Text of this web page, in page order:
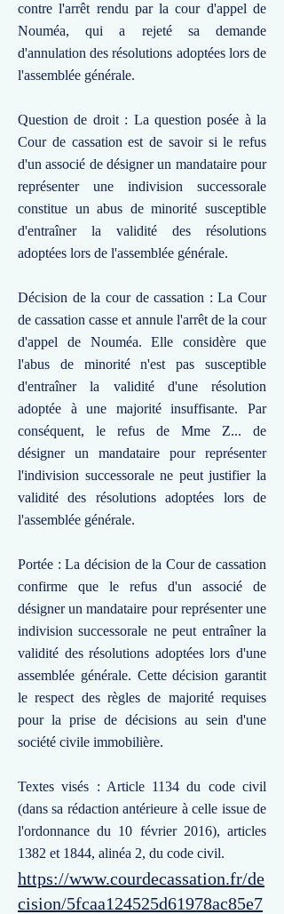
contre l'arrêt rendu par la cour d'appel de
Nouméa, qui a rejeté sa demande
d'annulation des résolutions adoptées lors de
l'assemblée générale.
Question de droit : La question posée à la
Cour de cassation est de savoir si le refus
d'un associé de désigner un mandataire pour
représenter une indivision successorale
constitue un abus de minorité susceptible
d'entraîner la validité des résolutions
adoptées lors de l'assemblée générale.
Décision de la cour de cassation : La Cour
de cassation casse et annule l'arrêt de la cour
d'appel de Nouméa. Elle considère que
l'abus de minorité n'est pas susceptible
d'entraîner la validité d'une résolution
adoptée à une majorité insuffisante. Par
conséquent, le refus de Mme Z... de
désigner un mandataire pour représenter
l'indivision successorale ne peut justifier la
validité des résolutions adoptées lors de
l'assemblée générale.
Portée : La décision de la Cour de cassation
confirme que le refus d'un associé de
désigner un mandataire pour représenter une
indivision successorale ne peut entraîner la
validité des résolutions adoptées lors d'une
assemblée générale. Cette décision garantit
le respect des règles de majorité requises
pour la prise de décisions au sein d'une
société civile immobilière.
Textes visés : Article 1134 du code civil
(dans sa rédaction antérieure à celle issue de
l'ordonnance du 10 février 2016), articles
1382 et 1844, alinéa 2, du code civil.
https://www.courdecassation.fr/de
cision/5fcaa124525d61978ac85e7